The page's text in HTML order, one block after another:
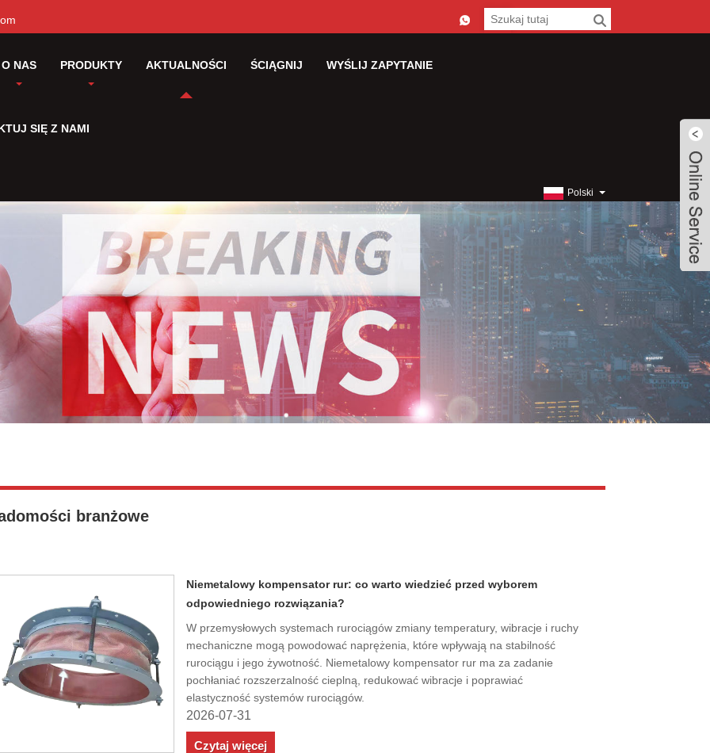
O NAS PRODUKTY AKTUALNOŚCI ŚCIĄGNIJ WYŚLIJ ZAPYTANIE
SIĘ Z NAMI
Polski
branżowe
Niemetalowy kompensator rur: co warto wiedzieć przed wyborem
odpowiedniego rozwiązania?
W przemysłowych systemach rurociągów zmiany temperatury, wibracje i ruchy
mechaniczne mogą powodować naprężenia, które wpływają na stabilność
rurociągu i jego żywotność. Niemetalowy kompensator rur ma za zadanie
pochłaniać rozszerzalność cieplną, redukować wibracje i poprawiać
elastyczność systemów rurociągów.
2026-07-31
Czytaj więcej